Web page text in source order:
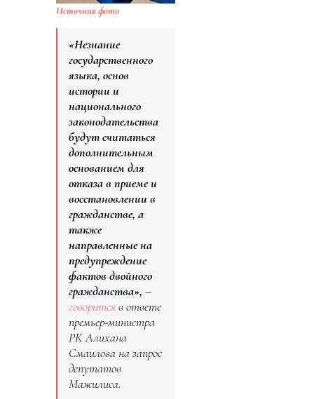
Источник фото
«Незнание
государственного
языка, основ
истории и
национального
законодательства
будут считаться
дополнительным
основанием для
отказа в приеме и
восстановлении в
гражданстве, а
также
направленные на
предупреждение
фактов двойного
гражданства», –
говоритсяв ответе
премьер-министра
РК Алихана
Смаилова на запрос
депутатов
Мажилиса.